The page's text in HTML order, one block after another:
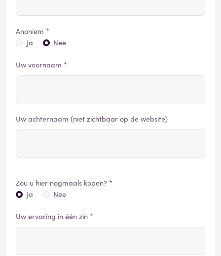
Anoniem *
Ja
Nee
Uw voornaam *
Uw achternaam (niet zichtbaar op de website)
Zou u hier nogmaals kopen? *
Ja
Nee
Uw ervaring in één zin *